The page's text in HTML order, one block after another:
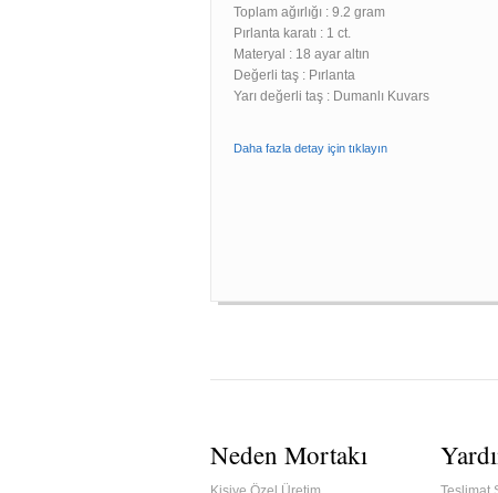
Toplam ağırlığı : 9.2 gram
Pırlanta karatı : 1 ct.
Materyal : 18 ayar altın
Değerli taş : Pırlanta
Yarı değerli taş : Dumanlı Kuvars
Daha fazla detay için tıklayın
Neden Mortakı